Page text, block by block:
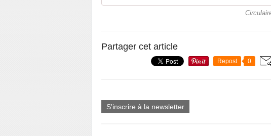
Partager cet article
Repost 0
S'inscrire à la newsletter